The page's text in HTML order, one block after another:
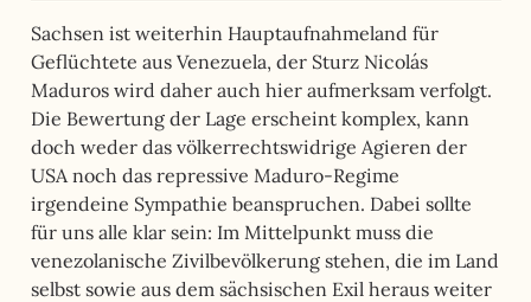
Sachsen ist weiterhin Hauptaufnahmeland für
Geflüchtete aus Venezuela, der Sturz Nicolás
Maduros wird daher auch hier aufmerksam verfolgt.
Die Bewertung der Lage erscheint komplex, kann
doch weder das völkerrechtswidrige Agieren der
USA noch das repressive Maduro-Regime
irgendeine Sympathie beanspruchen. Dabei sollte
für uns alle klar sein: Im Mittelpunkt muss die
venezolanische Zivilbevölkerung stehen, die im Land
selbst sowie aus dem sächsischen Exil heraus weiter